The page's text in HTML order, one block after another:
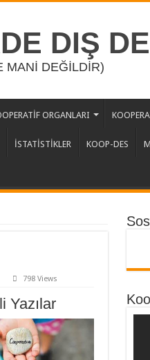
DIŞ
MANİ DEĞİLDİR)
ORGANLARI
İSTATİSTİKLER KOOP-DES
798 Views
Yazılar